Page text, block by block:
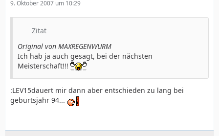
9. Oktober 2007 um 10:29
Zitat
Original von MAXREGENWURM
Ich hab ja auch gesagt, bei der nächsten
Meisterschaft!!!
:LEV15dauert mir dann aber entschieden zu lang bei
geburtsjahr 94...